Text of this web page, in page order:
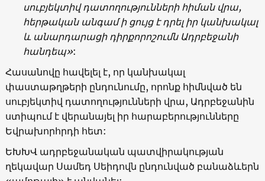
սուբյեկտիվ դատողությունների հիման վրա,
հերթական անգամ ի ցույց է դրել իր կանխակալ
և անարդարացի դիրքորոշումն Ադրբեջանի
հանդեպ»:
Հասանովը հավելել է, որ կանխակալ
փաստաթղթերի ընդունումը, որոնք հիմնված են
սուբյեկտիվ դատողությունների վրա, Ադրբեջանին
ստիպում է վերանայել իր հարաբերությունները
Եվրախորհրդի հետ:
ԵԽԽՎ ադրբեջանական պատվիրակության
ղեկավար Սամեդ Սեիդովն ընդունված բանաձևերն